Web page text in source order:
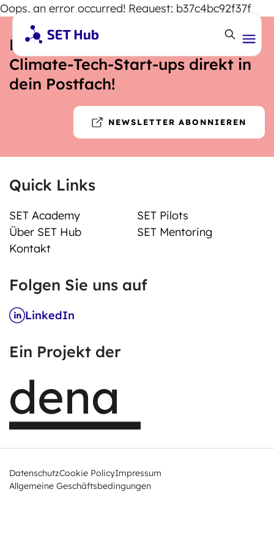
Oops, an error occurred! Request: b37c4bc92f37f
Neuigkeiten für Energie- und
Climate-Tech-Start-ups direkt in
dein Postfach!
NEWSLETTER ABONNIEREN
Quick Links
SET Academy
SET Pilots
Über SET Hub
SET Mentoring
Kontakt
Folgen Sie uns auf
LinkedIn
Ein Projekt der
DatenschutzCookie PolicyImpressum
Allgemeine Geschäftsbedingungen